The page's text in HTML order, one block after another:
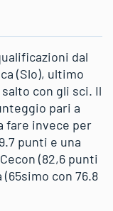
dal
(Slo), ultimo
con gli sci. Il
pari a
fare invece per
punti e una
(82,6 punti
(65simo con 76.8